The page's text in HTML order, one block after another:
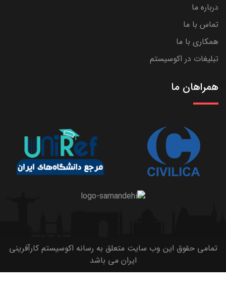
درباره ما
تماس با ما
همکاری با ما
تبلیغات در اکوسیستم
همراهان ما
تمامی حقوق این وب سایت متعلق به رسانه اکوسیستم کارآفرینی
ایران می باشد